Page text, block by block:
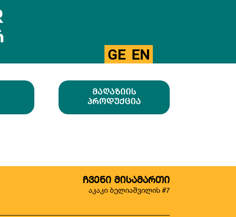
GE EN
ᲛᲐᲦᲐᲖᲘᲘᲡ
ᲞᲠᲝᲓᲣᲥᲪᲘᲐ
ᲩᲕᲔᲜᲘ ᲛᲘᲡᲐᲛᲐᲠᲗᲘ
აკაკი ბელიაშვილის #7